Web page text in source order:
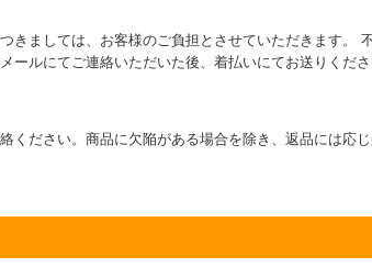
きましては、お客様のご負担とさせていただきます。
ールにてご連絡いただいた後、着払いにてお送りくださ
ください。商品に欠陥がある場合を除き、返品には応